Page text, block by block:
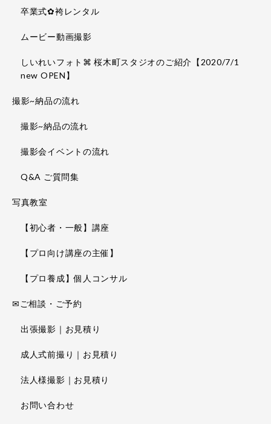
卒業式✿袴レンタル
ムービー動画撮影
しいれいフォト⌘ 桜木町スタジオのご紹介【2020/7/1
new OPEN】
撮影~納品の流れ
撮影~納品の流れ
撮影会イベントの流れ
Q&A ご質問集
写真教室
【初心者・一般】講座
【プロ向け講座の主催】
【プロ養成】個人コンサル
✉ご相談・ご予約
出張撮影｜お見積り
成人式前撮り｜お見積り
法人様撮影｜お見積り
お問い合わせ